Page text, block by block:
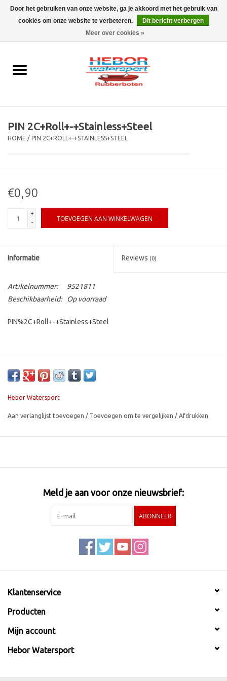
0 Artikelen - €0,00
Outboard
Trailer
SALE
Merken
PIN 2C+Roll+-+Stainless+Steel
HOME / PIN 2C+ROLL+-+STAINLESS+STEEL
€0,90
+
-
TOEVOEGEN AAN WINKELWAGEN
Informatie Reviews (0)
Artikelnummer:
9521811
Beschikbaarheid:
Op voorraad
PIN%2C+Roll+-+Stainless+Steel
Hebor Watersport
Aan verlanglijst toevoegen / Toevoegen om te vergelijken / Afdrukken
Meld je aan voor onze nieuwsbrief:
ABONNEER
Klantenservice
Producten
Mijn account
Hebor Watersport
Door het gebruiken van onze website, ga je akkoord met het gebruik van
cookies om onze website te verbeteren.
Dit bericht verbergen
Meer over cookies »